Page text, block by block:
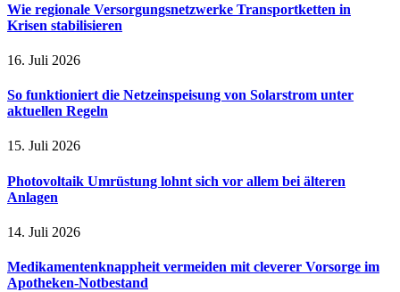
Wie regionale Versorgungsnetzwerke Transportketten in
Krisen stabilisieren
16. Juli 2026
So funktioniert die Netzeinspeisung von Solarstrom unter
aktuellen Regeln
15. Juli 2026
Photovoltaik Umrüstung lohnt sich vor allem bei älteren
Anlagen
14. Juli 2026
Medikamentenknappheit vermeiden mit cleverer Vorsorge im
Apotheken-Notbestand